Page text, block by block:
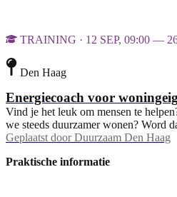
TRAINING · 12 SEP, 09:00 —
Den Haag
Energiecoach voor
Vind je het leuk om mensen te
we steeds duurzamer wonen? Word
Geplaatst door Duurzaam Den Haag
Praktische informatie